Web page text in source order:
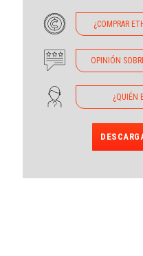
¿COMPRAR
OPINIÓN
¿QUIÉN